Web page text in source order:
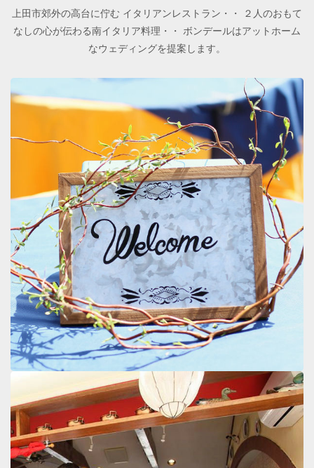
上田市郊外の高台に佇む イタリアンレストラン・・ ２人のおもて
なしの心が伝わる南イタリア料理・・ ボンデールはアットホーム
なウェディングを提案します。